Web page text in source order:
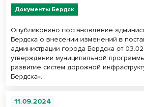
Документы Бердск
Опубликовано постановление
Бердска о внесении изменений в
администрации города Бердска от
утверждении муниципальной
развитие систем дорожной
Бердска».
11.09.2024